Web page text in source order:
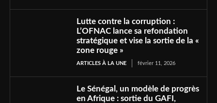
Lutte contre la corruption :
L’OFNAC lance sa refondation
stratégique et vise la sortie de la «
zone rouge »
ARTICLES À LA UNE février 11, 2026
Le Sénégal, un modèle de progrès
en Afrique : sortie du GAFI,